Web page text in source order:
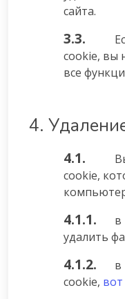
сайта.
3.3.
cookie, вы
все
4.
4.1.
cookie,
4.1.1.
в
удалить
4.1.2.
в
cookie,